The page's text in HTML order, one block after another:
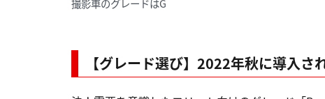
撮影車のグレードはG
【グレード選び】2022年秋に導入